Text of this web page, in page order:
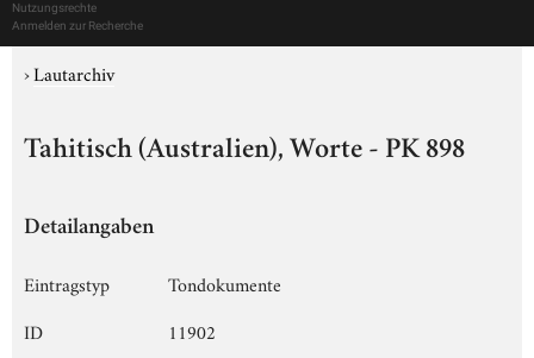
Nutzungsrechte
Anmelden zur Recherche
›Lautarchiv
Tahitisch (Australien), Worte - PK 898
Detailangaben
Eintragstyp
Tondokumente
ID
11902